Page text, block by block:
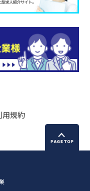
用規約